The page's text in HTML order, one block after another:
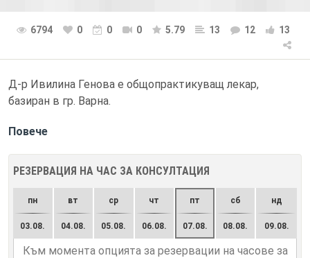
6794 0 0 0 5.79 13 12 13
Д-р Ивилина Генова е общопрактикуващ лекар,
базиран в гр. Варна.
Повече
РЕЗЕРВАЦИЯ НА ЧАС ЗА КОНСУЛТАЦИЯ
пн
03.08.
вт
04.08.
ср
05.08.
чт
06.08.
пт
07.08.
сб
08.08.
нд
09.08.
Към момента опцията за резервации на часове за